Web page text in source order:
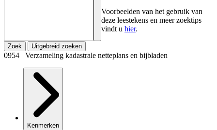
Voorbeelden van het gebruik van
deze leestekens en meer zoektips
vindt u hier.
Zoek Uitgebreid zoeken
0954 Verzameling kadastrale netteplans en bijbladen
Kenmerken